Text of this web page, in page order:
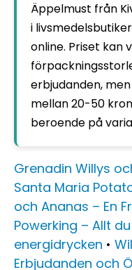
Äppelmust från
i
online. Priset kan
erbjudanden,
mellan 20-50
beroende på
Grenadin Willys
Santa Maria
och Ananas – En
Powerking – Allt
energidrycken •
Erbjudanden och